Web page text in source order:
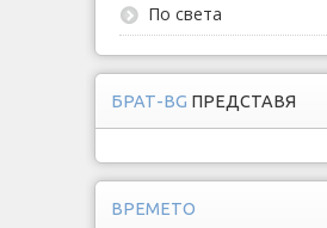
По света
БРАТ-BG ПРЕДСТАВЯ
ВРЕМЕТО